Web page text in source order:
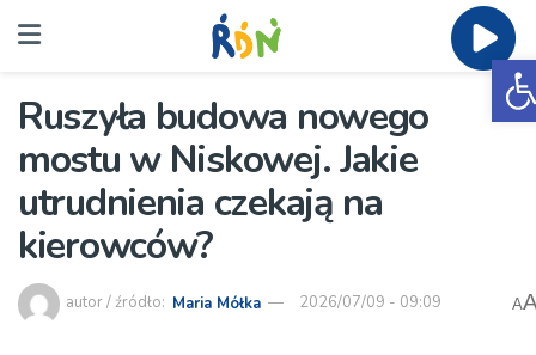
Ruszyła budowa nowego
mostu w Niskowej. Jakie
utrudnienia czekają na
kierowców?
autor / źródło: Maria Mółka 2026/07/09 - 09:09 A